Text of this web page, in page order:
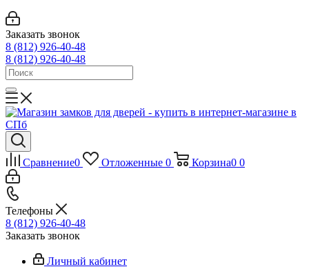
Заказать звонок
8 (812) 926-40-48
8 (812) 926-40-48
Сравнение0 Отложенные 0 Корзина0 0
Телефоны
8 (812) 926-40-48
Заказать звонок
Личный кабинет